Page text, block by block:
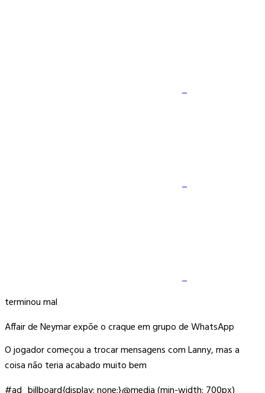
terminou mal
Affair de Neymar expõe o craque em grupo de WhatsApp
O jogador começou a trocar mensagens com Lanny, mas a
coisa não teria acabado muito bem